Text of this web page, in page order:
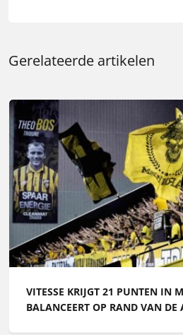
Gerelateerde artikelen
VITESSE KRIJGT 21 PUNTEN IN
BALANCEERT OP RAND VAN DE